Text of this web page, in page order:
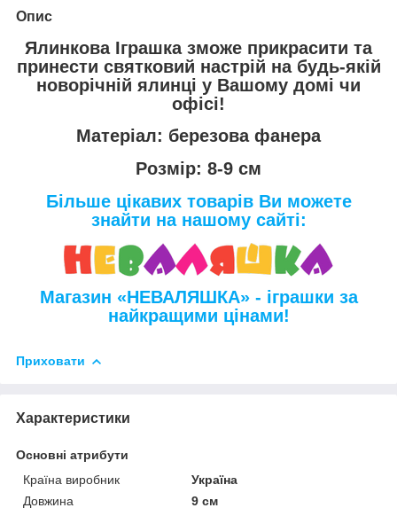
Опис
Ялинкова Іграшка зможе прикрасити та
принести святковий настрій на будь-якій
новорічній ялинці у Вашому домі чи
офісі!
Матеріал: березова фанера
Розмір: 8-9 см
Більше цікавих товарів Ви можете
знайти на нашому сайті:
Магазин «НЕВАЛЯШКА» - іграшки за
найкращими цінами!
Приховати
Характеристики
Основні атрибути
Країна виробник
Україна
Довжина
9 см